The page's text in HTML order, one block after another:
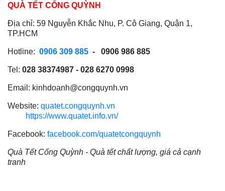
QUÀ TẾT CỐNG QUỲNH
Địa chỉ: 59 Nguyễn Khắc Nhu, P. Cô Giang, Quận 1,
TP.HCM
Hotline: 0906 309 885 - 0906 986 885
Tel: 028 38374987 - 028 6270 0998
Email: kinhdoanh@congquynh.vn
Website: quatet.congquynh.vn
https://www.quatet.info.vn/
Facebook: facebook.com/quatetcongquynh
Quà Tết Cống Quỳnh - Quà tết chất lượng, giá cả cạnh
tranh